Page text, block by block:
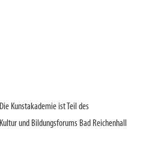
Die Kunstakademie ist Teil des
Kultur und Bildungsforums Bad Reichenhall